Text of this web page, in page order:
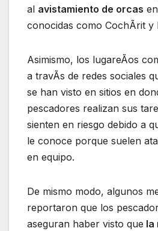
al avistamiento de orcas
conocidas como CochÃrit y
Asimismo, los lugareÃos
a travÃs de redes sociales
se han visto en sitios en
pescadores realizan sus
sienten en riesgo debido a
le conoce porque suelen
en equipo.
De mismo modo, algunos
reportaron que los
aseguran haber visto que la